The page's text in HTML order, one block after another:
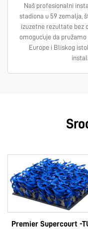
Naš profesionalni
stadiona u 59 zemalja,
izuzetne rezultate bez
omogućuje da
Europe i Bliskog
Premier Supercourt -